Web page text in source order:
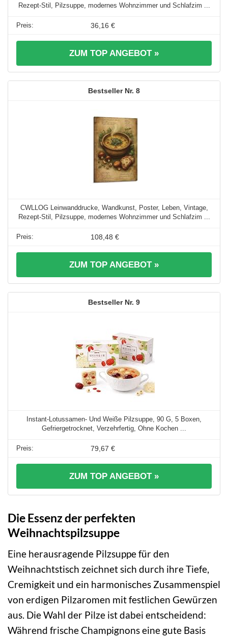
Rezept-Stil, Pilzsuppe, modernes Wohnzimmer und Schlafzim ...
36,16 €
ZUM TOP ANGEBOT »
8
CWLLOG Leinwanddrucke, Wandkunst, Poster, Leben, Vintage,
Rezept-Stil, Pilzsuppe, modernes Wohnzimmer und Schlafzim ...
108,48 €
ZUM TOP ANGEBOT »
9
Instant-Lotussamen- Und Weiße Pilzsuppe, 90 G, 5 Boxen,
Gefriergetrocknet, Verzehrfertig, Ohne Kochen ...
79,67 €
ZUM TOP ANGEBOT »
Die Essenz der perfekten
Weihnachtspilzsuppe
Eine herausragende Pilzsuppe für den
Weihnachtstisch zeichnet sich durch ihre Tiefe,
Cremigkeit und ein harmonisches Zusammenspiel
von erdigen Pilzaromen mit festlichen Gewürzen
aus. Die Wahl der Pilze ist dabei entscheidend:
Während frische Champignons eine gute Basis